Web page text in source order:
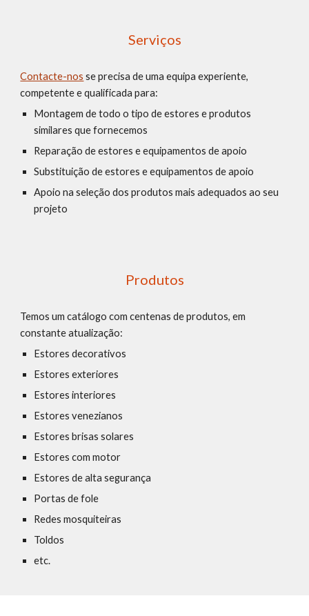
Serviços
Contacte-nos se precisa de uma equipa experiente,
competente e qualificada para:
Montagem de todo o tipo de estores e produtos
similares que fornecemos
Reparação de estores e equipamentos de apoio
Substituição de estores e equipamentos de apoio
Apoio na seleção dos produtos mais adequados ao seu
projeto
Produtos
Temos um catálogo com centenas de produtos, em
constante atualização:
Estores decorativos
Estores exteriores
Estores interiores
Estores venezianos
Estores brisas solares
Estores com motor
Estores de alta segurança
Portas de fole
Redes mosquiteiras
Toldos
etc.